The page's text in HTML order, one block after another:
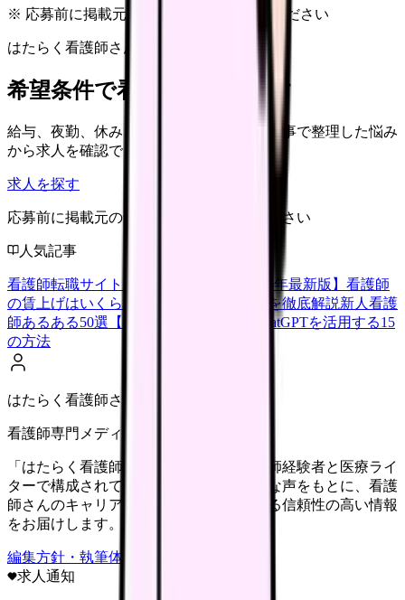
※ 応募前に掲載元の最新情報を確認してください
はたらく看護師さん 求人
希望条件で看護師求人を探す
給与、夜勤、休み、ブランクなど、この記事で整理した悩み
から求人を確認できます。
求人を探す
応募前に掲載元の最新情報を確認してください
人気記事
看護師転職サイトランキングTOP5【2026年最新版】 看護師
の賃上げはいくら？2026年度の最新情報を徹底解説新人看護
師あるある50選【共感必至】
看護師がChatGPTを活用する15
の方法
はたらく看護師さん編集部
看護師専門メディア
「はたらく看護師さん」編集部は、看護師経験者と医療ライ
ターで構成されています。現場のリアルな声をもとに、看護
師さんのキャリア・転職・働き方に関する信頼性の高い情報
をお届けします。
編集方針・執筆体制・監修体制を見る
求人通知